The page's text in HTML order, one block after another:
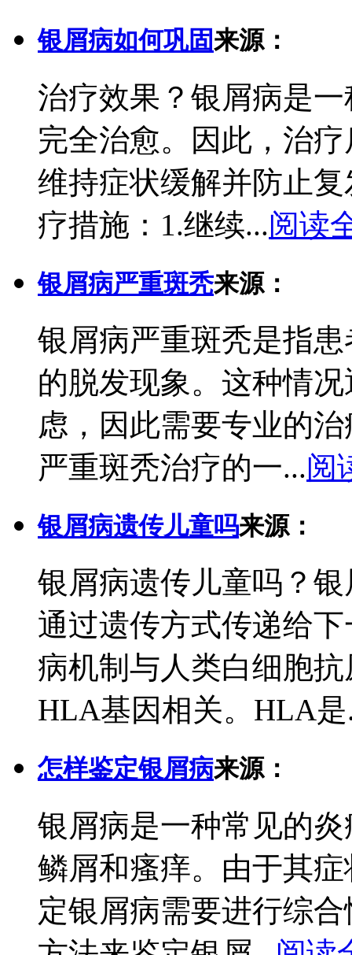
银屑病如何巩固来源：
治疗效果？银屑病是
完全治愈。因此，治
维持症状缓解并防止
疗措施：1.继续...阅读
银屑病严重斑秃来源：
银屑病严重斑秃是指
的脱发现象。这种情
虑，因此需要专业的
严重斑秃治疗的一...阅
银屑病遗传儿童吗来源：
银屑病遗传儿童吗？
通过遗传方式传递给
病机制与人类白细胞
HLA基因相关。HLA是
怎样鉴定银屑病来源：
银屑病是一种常见的
鳞屑和瘙痒。由于其
定银屑病需要进行综